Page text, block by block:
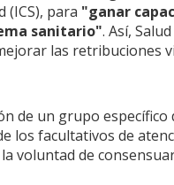
(ICS), para "ganar
sanitario". Así,
las retribuciones
de un grupo
los facultativos de
voluntad de